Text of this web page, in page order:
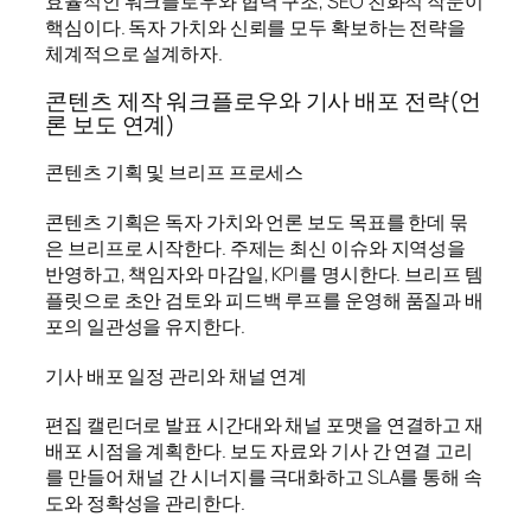
핵심이다. 독자 가치와 신뢰를 모두 확보하는 전략을
체계적으로 설계하자.
콘텐츠 제작 워크플로우와 기사 배포 전략(언
론 보도 연계)
콘텐츠 기획 및 브리프 프로세스
콘텐츠 기획은 독자 가치와 언론 보도 목표를 한데 묶
은 브리프로 시작한다. 주제는 최신 이슈와 지역성을
반영하고, 책임자와 마감일, KPI를 명시한다. 브리프 템
플릿으로 초안 검토와 피드백 루프를 운영해 품질과 배
포의 일관성을 유지한다.
기사 배포 일정 관리와 채널 연계
편집 캘린더로 발표 시간대와 채널 포맷을 연결하고 재
배포 시점을 계획한다. 보도 자료와 기사 간 연결 고리
를 만들어 채널 간 시너지를 극대화하고 SLA를 통해 속
도와 정확성을 관리한다.